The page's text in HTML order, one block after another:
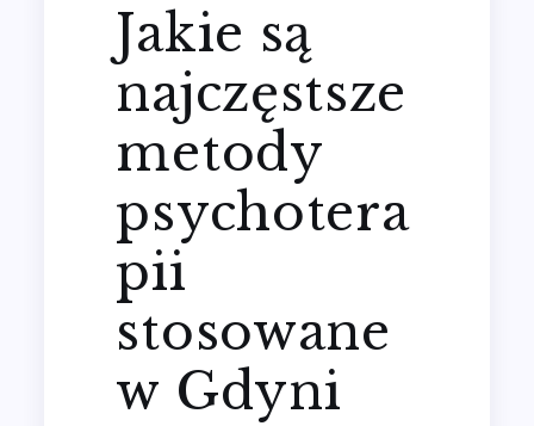
Jakie są
najczęstsze
metody
psychotera
pii
stosowane
w Gdyni